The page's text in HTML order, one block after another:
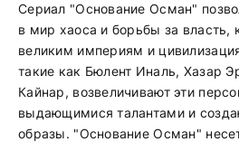
Сериал "Основание Осман"
в мир хаоса и борьбы за власть,
великим империям и
такие как Бюлент Иналь, Хазар
Кайнар, возвеличивают эти
выдающимися талантами и
образы. "Основание Осман"